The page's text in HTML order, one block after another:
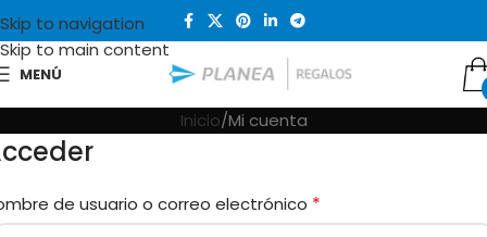
Skip to navigation
Skip to main content
MENÚ
Inicio Mi cuenta
de usuario o correo electrónico *